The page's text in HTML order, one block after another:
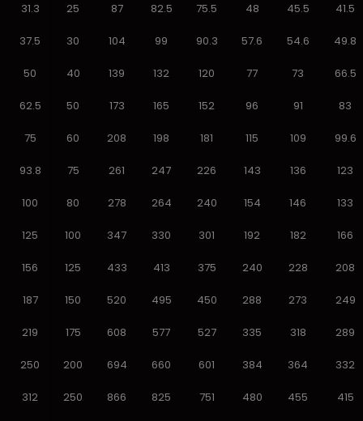
31.3 25 87 82.5 75.5 48 45.5 41.5
37.5 30 104 99 90.3 57.6 54.6 49.8
50 40 139 132 120 77 73 66.5
62.5 50 173 165 152 96 91 83
75 60 208 198 181 115 109 99.6
93.8 75 261 247 226 143 136 123
100 80 278 264 240 154 146 133
125 100 347 330 301 192 182 166
156 125 433 413 375 240 228 208
187 150 520 495 450 288 273 249
219 175 608 577 527 335 318 289
250 200 694 660 601 384 364 332
312 250 866 825 751 480 455 415